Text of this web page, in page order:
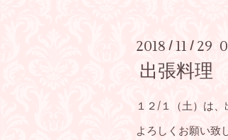
2018 / 11 / 29
出張料理
１２/１（土）は
よろしくお願い致